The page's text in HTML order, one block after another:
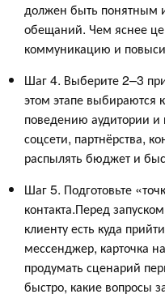
должен быть понятным
обещаний. Чем яснее
коммуникацию и
Шаг 4. Выберите 2–3
этом этапе выбираются
поведению аудитории и
соцсети, партнёрства,
распылять бюджет и
Шаг 5. Подготовьте
контакта.Перед
клиенту есть куда
мессенджер, карточка
продумать сценарий
быстро, какие вопросы